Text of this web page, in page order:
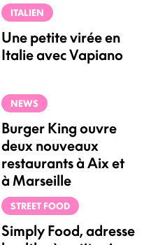
ITALIEN
Une petite virée en
Italie avec Vapiano
NEWS
Burger King ouvre
deux nouveaux
restaurants à Aix et
à Marseille
STREET FOOD
Simply Food, adresse